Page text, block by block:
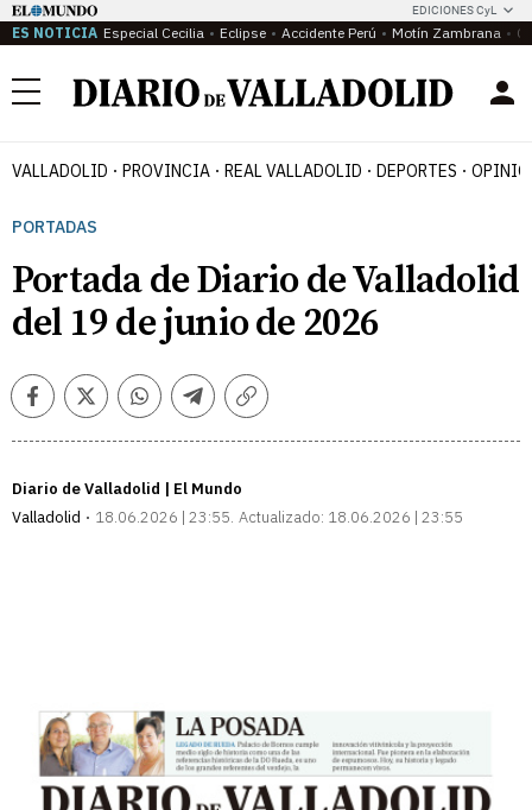
EDICIONES CyL
ES NOTICIA Especial Cecilia Eclipse Accidente Perú Motín Zambrana
Menú
VALLADOLID PROVINCIA REAL VALLADOLID DEPORTES
PORTADAS
Portada de Diario de Valladolid
del 19 de junio de 2026
FacebookTwitterWhatsappTelegramCopiar
Diario de Valladolid | El Mundo
Valladolid
18.06.2026 | 23:55 Actualizado: 18.06.2026 | 23:55